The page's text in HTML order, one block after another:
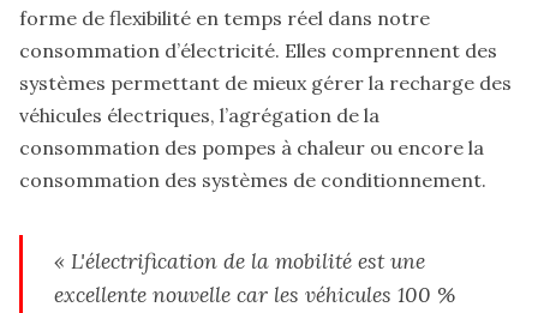
forme de flexibilité en temps réel dans notre
consommation d’électricité. Elles comprennent des
systèmes permettant de mieux gérer la recharge des
véhicules électriques, l’agrégation de la
consommation des pompes à chaleur ou encore la
consommation des systèmes de conditionnement.
« L'électrification de la mobilité est une
excellente nouvelle car les véhicules 100 %